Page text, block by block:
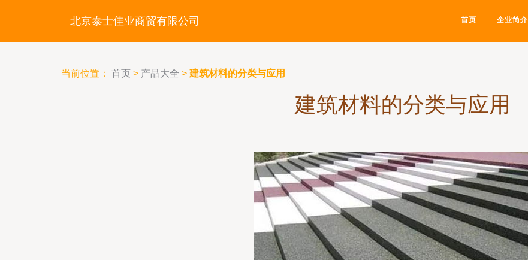
北京泰士佳业商贸有限公司 首页 企业简介
当前位置： 首页 > 产品大全 > 建筑材料的分类与应用
建筑材料的分类与应用